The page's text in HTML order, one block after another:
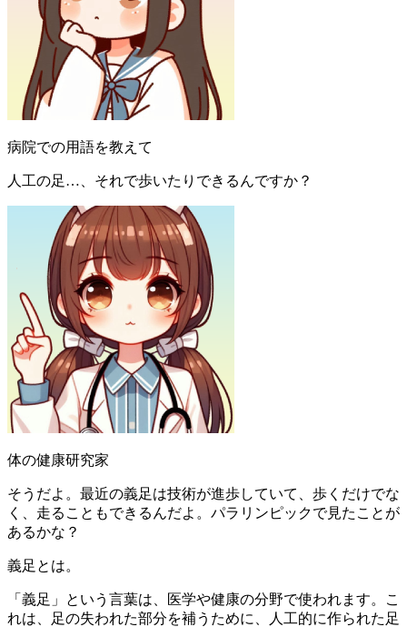
病院での用語を教えて
人工の足…、それで歩いたりできるんですか？
体の健康研究家
そうだよ。最近の義足は技術が進歩していて、歩くだけでな
く、走ることもできるんだよ。パラリンピックで見たことが
あるかな？
義足とは。
「義足」という言葉は、医学や健康の分野で使われます。こ
れは、足の失われた部分を補うために、人工的に作られた足